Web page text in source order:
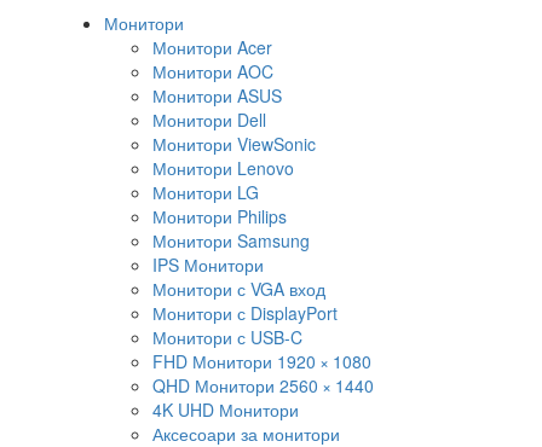
Монитори
Монитори Acer
Монитори AOC
Монитори ASUS
Монитори Dell
Монитори ViewSonic
Монитори Lenovo
Монитори LG
Монитори Philips
Монитори Samsung
IPS Монитори
Монитори с VGA вход
Монитори с DisplayPort
Монитори с USB-C
FHD Монитори 1920 × 1080
QHD Монитори 2560 × 1440
4K UHD Монитори
Аксесоари за монитори